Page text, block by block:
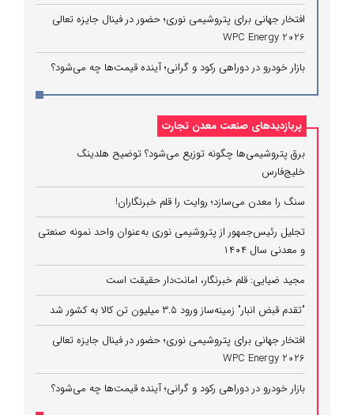
افتخار جهانی برای پتروشیمی نوری؛ حضور در فینال جایزه تعالی
WPC Energy 2026
بازار خودرو در دوراهی رکود و گرانی؛ آینده قیمت‌ها چه می‌شود؟
پربازدیدهای صنعت معدن تجارت
برق پتروشیمی‌ها چگونه توزیع می‌شود؟ توضیح هلدینگ
خلیج‌فارس
سنگ را معدن می‌سازد؛ روایت را قلم خبرنگاران!
تجلیل رئیس‌جمهور از پتروشیمی نوری به‌عنوان واحد نمونه صنعتی
و معدنی سال ۱۴۰۴
مجید ضیایی: قلم خبرنگار، امانت‌دار حقیقت است
"تقدم قبض انبار" زمینه‌ساز ورود ۳.۵ میلیون تن کالا به کشور شد
افتخار جهانی برای پتروشیمی نوری؛ حضور در فینال جایزه تعالی
WPC Energy 2026
بازار خودرو در دوراهی رکود و گرانی؛ آینده قیمت‌ها چه می‌شود؟